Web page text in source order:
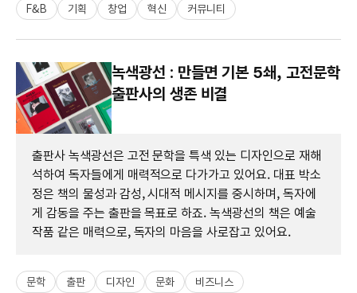
F&B 기획 창업 혁신 커뮤니티
녹색광선 : 만들면 기본 5쇄, 고전문학
출판사의 생존 비결
출판사 녹색광선은 고전 문학을 특색 있는 디자인으로 재해
석하여 독자들에게 매력적으로 다가가고 있어요. 대표 박소
정은 책의 물성과 감성, 시대적 메시지를 중시하며, 독자에
게 감동을 주는 출판을 목표로 하죠. 녹색광선의 책은 예술
작품 같은 매력으로, 독자의 마음을 사로잡고 있어요.
문학 출판 디자인 문화 비즈니스